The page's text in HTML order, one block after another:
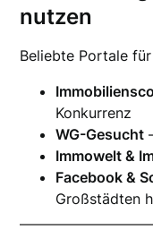
nutzen
Beliebte Portale
Konkurrenz
WG-Gesucht
Immowelt &
Facebook &
Großstädten